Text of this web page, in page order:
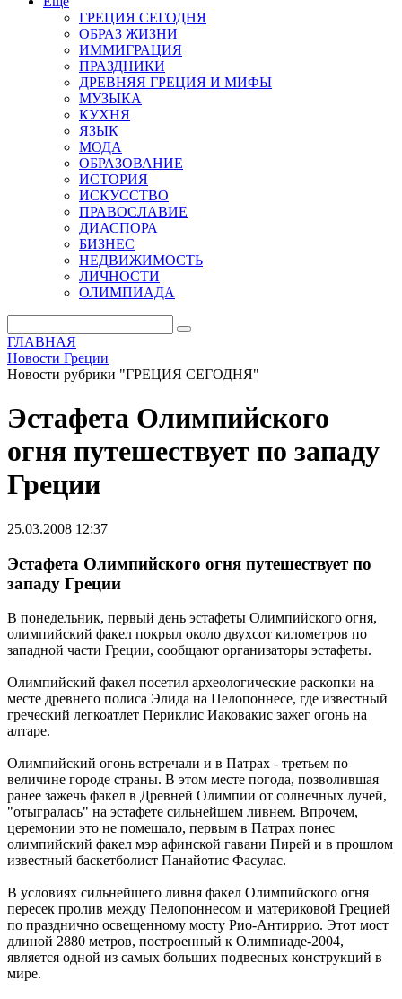
ГРЕЦИЯ СЕГОДНЯ
ОБРАЗ ЖИЗНИ
ИММИГРАЦИЯ
ПРАЗДНИКИ
ДРЕВНЯЯ ГРЕЦИЯ И МИФЫ
МУЗЫКА
КУХНЯ
ЯЗЫК
МОДА
ОБРАЗОВАНИЕ
ИСТОРИЯ
ИСКУССТВО
ПРАВОСЛАВИЕ
ДИАСПОРА
БИЗНЕС
НЕДВИЖИМОСТЬ
ЛИЧНОСТИ
ОЛИМПИАДА
ГЛАВНАЯ
Новости Греции
Новости рубрики "ГРЕЦИЯ СЕГОДНЯ"
Эстафета Олимпийского
огня путешествует по западу
Греции
25.03.2008 12:37
Эстафета Олимпийского огня путешествует по
западу Греции
В понедельник, первый день эстафеты Олимпийского огня,
олимпийский факел покрыл около двухсот километров по
западной части Греции, сообщают организаторы эстафеты.
Олимпийский факел посетил археологические раскопки на
месте древнего полиса Элида на Пелопоннесе, где известный
греческий легкоатлет Периклис Иаковакис зажег огонь на
алтаре.
Олимпийский огонь встречали и в Патрах - третьем по
величине городе страны. В этом месте погода, позволившая
ранее зажечь факел в Древней Олимпии от солнечных лучей,
"отыгралась" на эстафете сильнейшем ливнем. Впрочем,
церемонии это не помешало, первым в Патрах понес
олимпийский факел мэр афинской гавани Пирей и в прошлом
известный баскетболист Панайотис Фасулас.
В условиях сильнейшего ливня факел Олимпийского огня
пересек пролив между Пелопоннесом и материковой Грецией
по празднично освещенному мосту Рио-Антиррио. Этот мост
длиной 2880 метров, построенный к Олимпиаде-2004,
является одной из самых больших подвесных конструкций в
мире.